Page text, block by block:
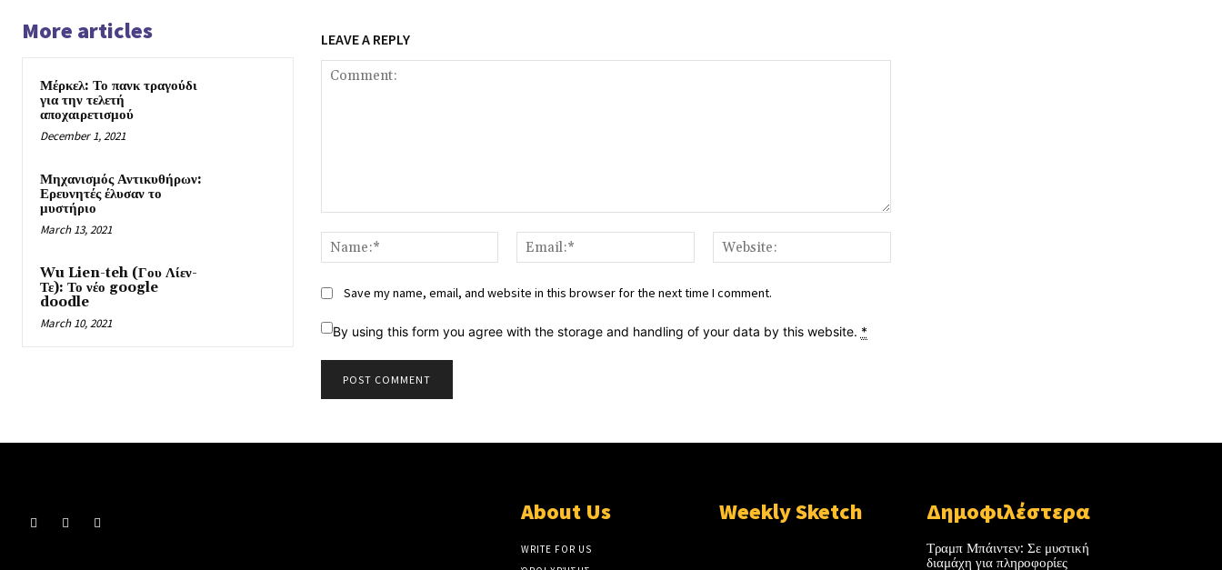
More articles
Μέρκελ: Το πανκ τραγούδι
για την τελετή
αποχαιρετισμού
December 1, 2021
Μηχανισμός Αντικυθήρων:
Ερευνητές έλυσαν το
μυστήριο
March 13, 2021
Wu Lien-teh (Γου Λίεν-
Τε): Το νέο google
doodle
March 10, 2021
LEAVE A REPLY
Name:*
Email:*
Save my name, email, and website in this browser for the next time I comment.
By using this form you agree with the storage and handling of your data by this website. *
About Us
WRITE FOR US
Weekly Sketch Δημοφιλέστερα
Τραμπ Μπάιντεν: Σε μυστική
διαμάχη για πληροφορίες